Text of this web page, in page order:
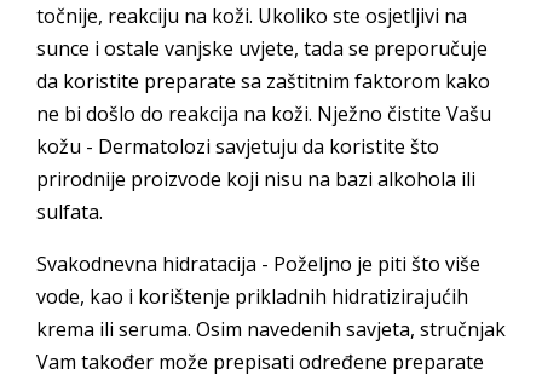
točnije, reakciju na koži. Ukoliko ste osjetljivi na
sunce i ostale vanjske uvjete, tada se preporučuje
da koristite preparate sa zaštitnim faktorom kako
ne bi došlo do reakcija na koži. Nježno čistite Vašu
kožu - Dermatolozi savjetuju da koristite što
prirodnije proizvode koji nisu na bazi alkohola ili
sulfata.
Svakodnevna hidratacija - Poželjno je piti što više
vode, kao i korištenje prikladnih hidratizirajućih
krema ili seruma. Osim navedenih savjeta, stručnjak
Vam također može prepisati određene preparate